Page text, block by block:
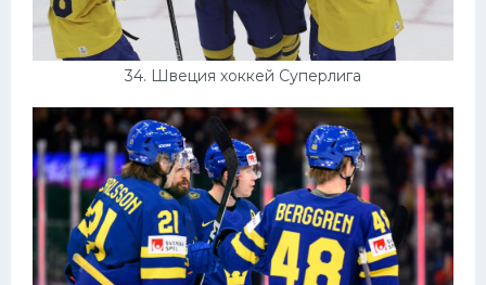
34. Швеция хоккей Суперлига